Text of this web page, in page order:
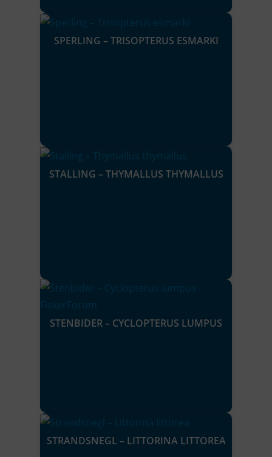
SPERLING – TRISOPTERUS ESMARKI
STALLING – THYMALLUS THYMALLUS
STENBIDER – CYCLOPTERUS LUMPUS
STRANDSNEGL – LITTORINA LITTOREA